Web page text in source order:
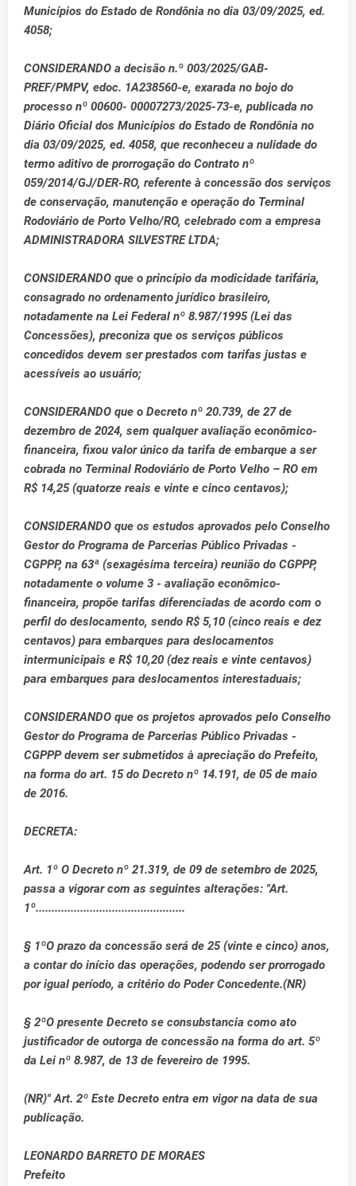
Municípios do Estado de Rondônia no dia 03/09/2025, ed.
4058;
CONSIDERANDO a decisão n.º 003/2025/GAB-
PREF/PMPV, edoc. 1A238560-e, exarada no bojo do
processo nº 00600- 00007273/2025-73-e, publicada no
Diário Oficial dos Municípios do Estado de Rondônia no
dia 03/09/2025, ed. 4058, que reconheceu a nulidade do
termo aditivo de prorrogação do Contrato nº
059/2014/GJ/DER-RO, referente à concessão dos serviços
de conservação, manutenção e operação do Terminal
Rodoviário de Porto Velho/RO, celebrado com a empresa
ADMINISTRADORA SILVESTRE LTDA;
CONSIDERANDO que o princípio da modicidade tarifária,
consagrado no ordenamento jurídico brasileiro,
notadamente na Lei Federal nº 8.987/1995 (Lei das
Concessões), preconiza que os serviços públicos
concedidos devem ser prestados com tarifas justas e
acessíveis ao usuário;
CONSIDERANDO que o Decreto nº 20.739, de 27 de
dezembro de 2024, sem qualquer avaliação econômico-
financeira, fixou valor único da tarifa de embarque a ser
cobrada no Terminal Rodoviário de Porto Velho – RO em
R$ 14,25 (quatorze reais e vinte e cinco centavos);
CONSIDERANDO que os estudos aprovados pelo Conselho
Gestor do Programa de Parcerias Público Privadas -
CGPPP, na 63ª (sexagésima terceira) reunião do CGPPP,
notadamente o volume 3 - avaliação econômico-
financeira, propõe tarifas diferenciadas de acordo com o
perfil do deslocamento, sendo R$ 5,10 (cinco reais e dez
centavos) para embarques para deslocamentos
intermunicipais e R$ 10,20 (dez reais e vinte centavos)
para embarques para deslocamentos interestaduais;
CONSIDERANDO que os projetos aprovados pelo Conselho
Gestor do Programa de Parcerias Público Privadas -
CGPPP devem ser submetidos à apreciação do Prefeito,
na forma do art. 15 do Decreto nº 14.191, de 05 de maio
de 2016.
DECRETA:
Art. 1º O Decreto nº 21.319, de 09 de setembro de 2025,
passa a vigorar com as seguintes alterações: "Art.
1º...............................................
§ 1ºO prazo da concessão será de 25 (vinte e cinco) anos,
a contar do início das operações, podendo ser prorrogado
por igual período, a critério do Poder Concedente.(NR)
§ 2ºO presente Decreto se consubstancia como ato
justificador de outorga de concessão na forma do art. 5º
da Lei nº 8.987, de 13 de fevereiro de 1995.
(NR)" Art. 2º Este Decreto entra em vigor na data de sua
publicação.
LEONARDO BARRETO DE MORAES
Prefeito